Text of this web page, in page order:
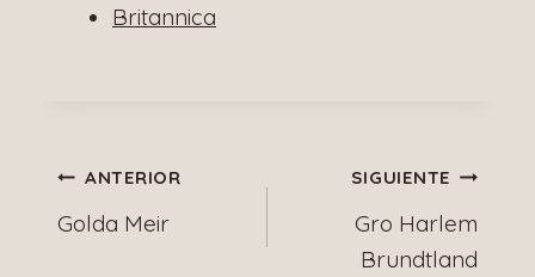
Britannica
Navegación
de
ANTERIOR
Golda Meir
SIGUIENTE
Gro Harlem
Brundtland